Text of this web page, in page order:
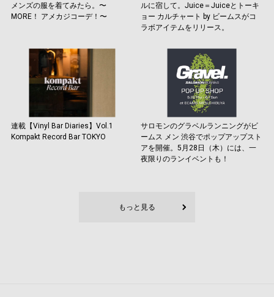
メンズの服を着てみたら。〜
MORE！ アメカジコーデ！〜
ルに宿して。Juice＝Juiceとトーキ
ョー カルチャート by ビームスがコ
ラボアイテムをリリース。
連載【Vinyl Bar Diaries】Vol.1
Kompakt Record Bar TOKYO
サロモンのグラベルランニングがビ
ームス メン 渋谷でポップアップスト
アを開催。5月28日（木）には、一
夜限りのランイベントも！
もっと見る